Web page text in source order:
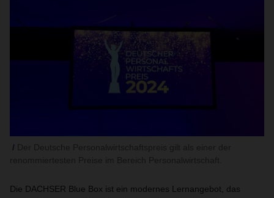
Die DACHSER Blue Box ist ein modernes Lernangebot, das